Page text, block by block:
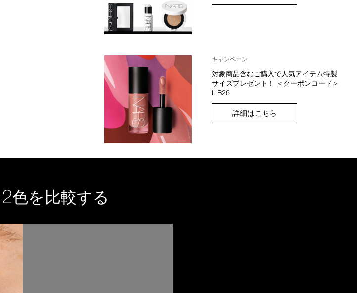
キャンペーン
対象商品含むご購入で人気アイテム特製
サイズプレゼント！ ＜クーポンコード＞
ILB26
詳細はこちら
2色を比較する